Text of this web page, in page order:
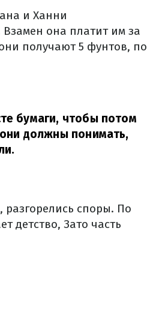
и Ханни
она платит им за
получают 5 фунтов, по
бумаги, чтобы потом
должны понимать,
разгорелись споры. По
детство, Зато часть